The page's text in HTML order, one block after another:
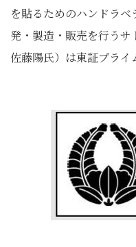
を貼るためのハンドラ
発・製造・販売を行うサ
佐藤陽氏）は東証プライ